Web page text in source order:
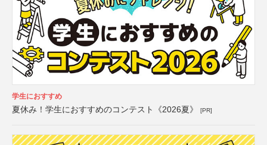
学生におすすめ
夏休み！学生におすすめのコンテスト《2026夏》 [PR]